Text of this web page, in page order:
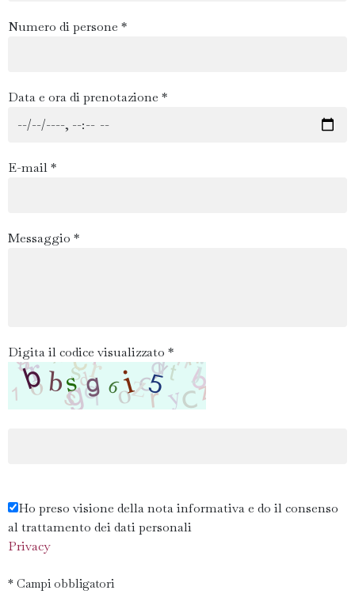
Numero di persone *
Data e ora di prenotazione *
E-mail *
Messaggio *
Digita il codice visualizzato *
Ho preso visione della nota informativa e do il consenso
al trattamento dei dati personali
Privacy
* Campi obbligatori